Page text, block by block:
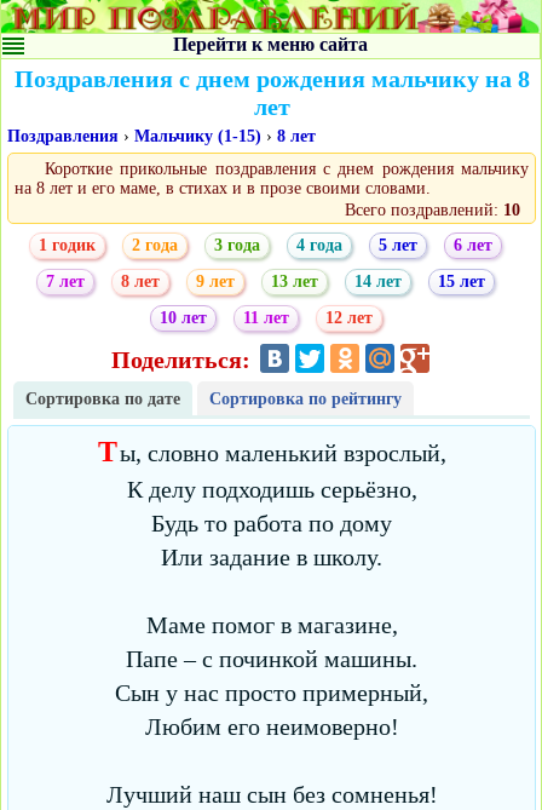
Перейти к меню сайта
Поздравления с днем рождения мальчику на 8
лет
Поздравления › Мальчику (1-15) › 8 лет
Короткие прикольные поздравления с днем рождения мальчику
на 8 лет и его маме, в стихах и в прозе своими словами.
Всего поздравлений: 10
1 годик
2 года 3 года 4 года 5 лет
6 лет
7 лет
8 лет 9 лет 13 лет 14 лет
15 лет
10 лет
11 лет 12 лет
Поделиться:
Сортировка по дате Сортировка по рейтингу
Ты, словно маленький взрослый,
К делу подходишь серьёзно,
Будь то работа по дому
Или задание в школу.
Маме помог в магазине,
Папе – с починкой машины.
Сын у нас просто примерный,
Любим его неимоверно!
Лучший наш сын без сомненья!